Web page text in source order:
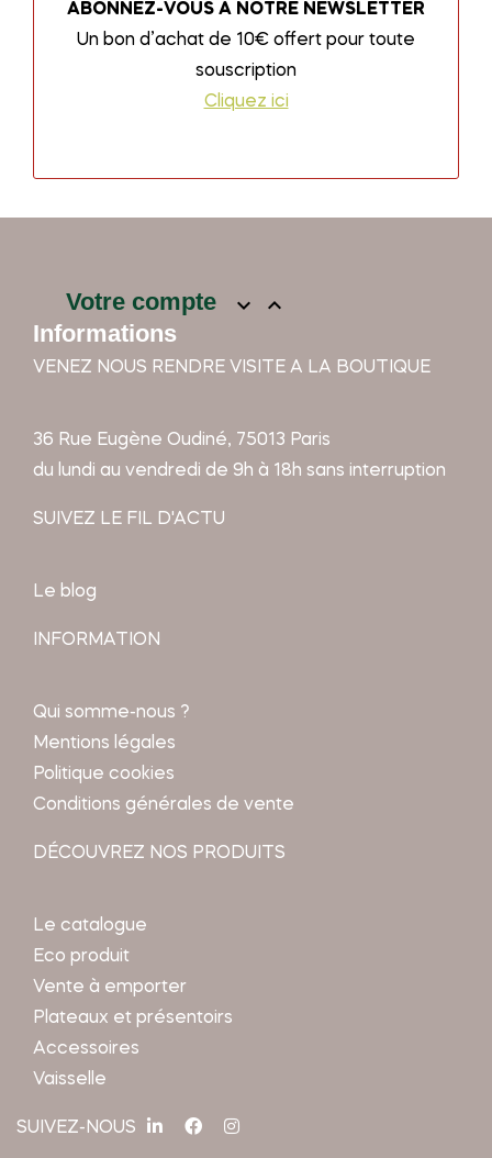
ABONNEZ-VOUS À NOTRE NEWSLETTER
Un bon d’achat de 10€ offert pour toute
souscription
Cliquez ici
Votre compte  
Informations
VENEZ NOUS RENDRE VISITE A LA BOUTIQUE
36 Rue Eugène Oudiné, 75013 Paris
du lundi au vendredi de 9h à 18h sans interruption
SUIVEZ LE FIL D'ACTU
Le blog
INFORMATION
Qui somme-nous ?
Mentions légales
Politique cookies
Conditions générales de vente
DÉCOUVREZ NOS PRODUITS
Le catalogue
Eco produit
Vente à emporter
Plateaux et présentoirs
Accessoires
Vaisselle
SUIVEZ-NOUS